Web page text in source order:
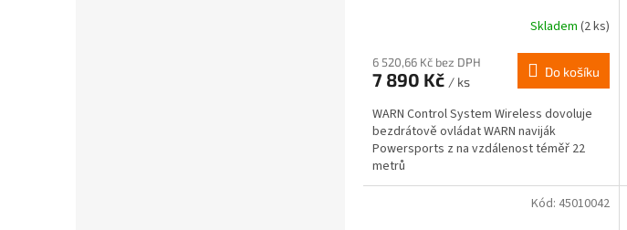
Skladem (2 ks)
6 520,66 Kč bez DPH
7 890 Kč / ks
Do košíku
WARN Control System Wireless dovoluje
bezdrátově ovládat WARN naviják
Powersports z na vzdálenost téměř 22
metrů
Kód: 45010042